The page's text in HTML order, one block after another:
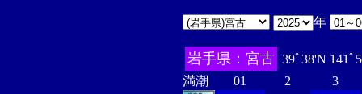
年
岩手県：宮古 39ﾟ38'N 141ﾟ
満潮
01 2 3